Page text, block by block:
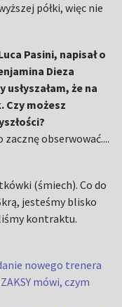
półki, więc nie
Pasini, napisał o
Dieza
że na
Czy możesz
obserwować....
(śmiech). Co do
jesteśmy blisko
kontraktu.
nowego trenera
mówi, czym